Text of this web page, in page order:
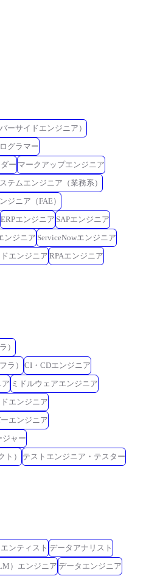
ーサイドエンジニア）
グラマー
ー マークアップエンジニア
テムエンジニア（業務系）
ジニア（FAE）
ERPエンジニア SAPエンジニア
ンジニア ServiceNowエンジニア
エンジニア RPAエンジニア
）
ラ）
CI・CDエンジニア
ア ミドルウェアエンジニア
エンジニア
エンジニア
ジャー
ト）
テストエンジニア・テスター
ンティスト データアナリスト
）エンジニア データエンジニア